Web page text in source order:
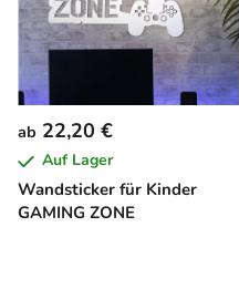
Wandsticker für Kinder
GAMING ZONE
ab 22,20 €
Auf Lager